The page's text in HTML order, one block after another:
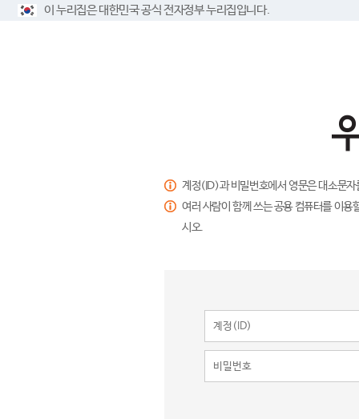
이 누리집은 대한민국 공식 전자정부 누리집입니다.
계정(ID)과 비밀번호에서 영문은 대소문
여러 사람이 함께 쓰는 공용 컴퓨터를 이
시오.